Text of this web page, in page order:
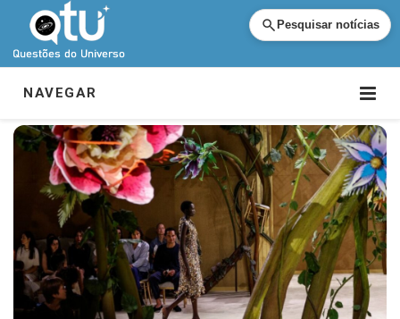
Pesquisar notícias
NAVEGAR